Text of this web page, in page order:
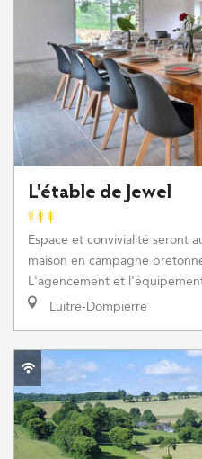
L'étable de Jewel
Espace et convivialité seront
maison en campagne
L'agencement et
Luitré-Dompierre